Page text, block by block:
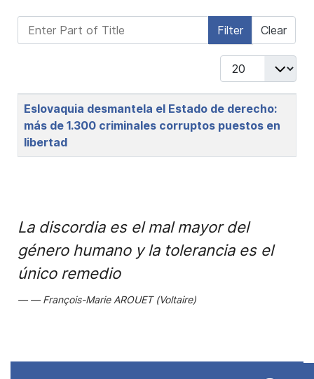
Enter Part of Title Filter Clear
Display #
Title
Eslovaquia desmantela el Estado de derecho:
más de 1.300 criminales corruptos puestos en
libertad
La discordia es el mal mayor del
género humano y la tolerancia es el
único remedio
François-Marie AROUET (Voltaire)